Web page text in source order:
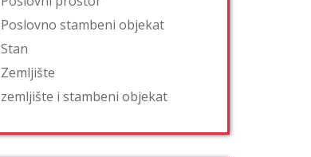
Poslovno stambeni objekat
Stan
Zemljište
zemljište i stambeni objekat